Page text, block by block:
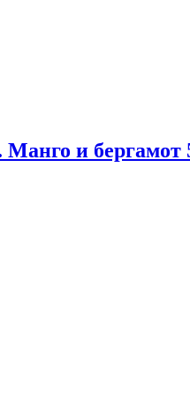
и бергамот